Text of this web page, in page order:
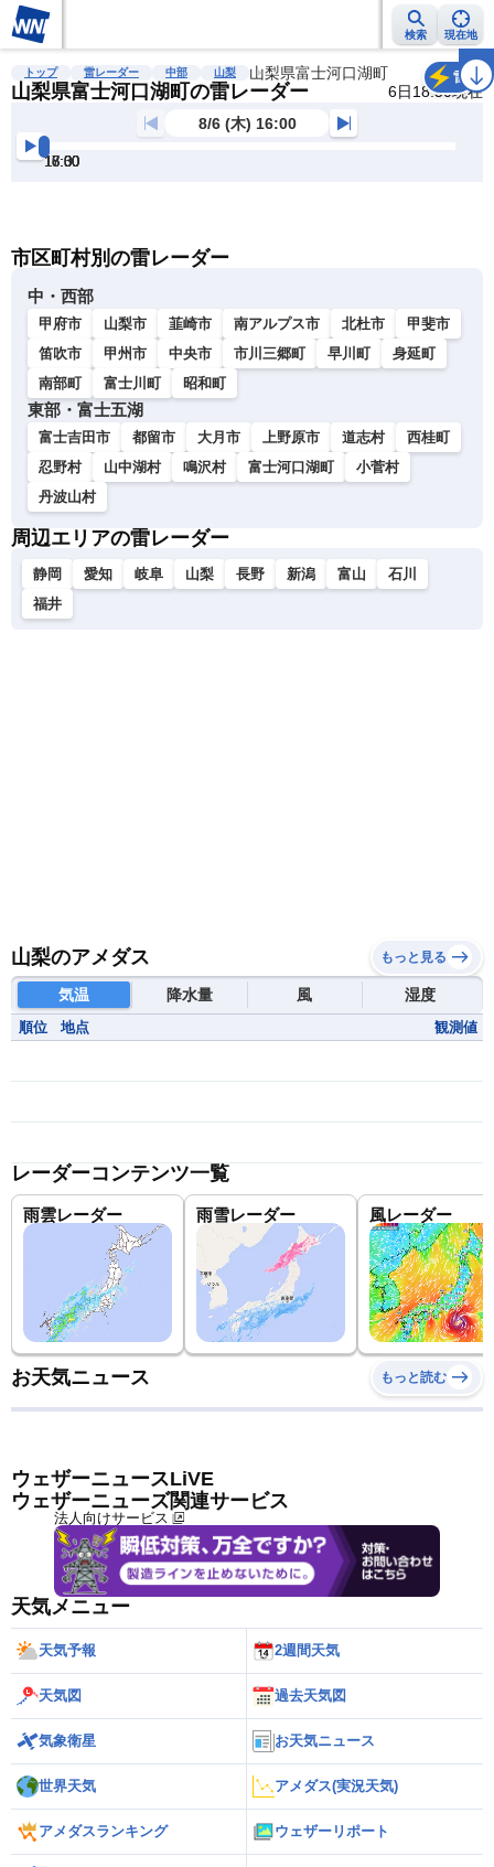
検索 現在地
雨雲レーダー 台風情報 地震情報 警報・注意報 2週間天気 ラ
トップ 雷レーダー 中部 山梨 山梨県富士河口湖町
山梨県富士河口湖町の雷レーダー 6日18:50現在
雷
8/6 (木) 16:00
16:00
16:30
17:00
17:30
18:00
18:30
市区町村別の雷レーダー
中・西部
甲府市 山梨市 韮崎市 南アルプス市 北杜市
甲斐市
笛吹市
甲州市 中央市 市川三郷町 早川町
身延町
南部町
富士川町 昭和町
東部・富士五湖
富士吉田市 都留市 大月市 上野原市 道志村
西桂町
忍野村
山中湖村 鳴沢村 富士河口湖町
小菅村
丹波山村
周辺エリアの雷レーダー
静岡 愛知 岐阜 山梨 長野 新潟 富山
石川
福井
山梨のアメダス もっと見る
気温 降水量 風 湿度
順位 地点 観測値
レーダーコンテンツ一覧
雨雲レーダー 雨雪レーダー 風レーダー
お天気ニュース もっと読む
ウェザーニュースLiVE
ウェザーニューズ関連サービス
法人向けサービス
天気メニュー
天気予報 2週間天気
天気図 過去天気図
気象衛星 お天気ニュース
世界天気 アメダス(実況天気)
アメダスランキング ウェザーリポート